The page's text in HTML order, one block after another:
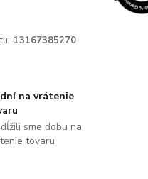
13167385270
na vrátenie
sme dobu na
tovaru